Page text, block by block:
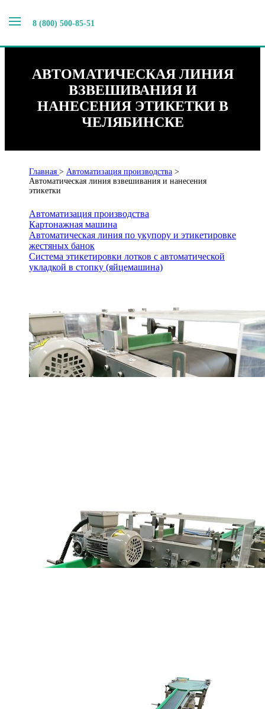
8 (800) 500-85-51
АВТОМАТИЧЕСКАЯ ЛИНИЯ
ВЗВЕШИВАНИЯ И
НАНЕСЕНИЯ ЭТИКЕТКИ В
ЧЕЛЯБИНСКЕ
Главная > Автоматизация производства >
Автоматическая линия взвешивания и нанесения
этикетки
Автоматизация производства
Картонажная машина
Автоматическая линия по укупору и этикетировке
жестяных банок
Система этикетировки лотков с автоматической
укладкой в стопку (яйцемашина)